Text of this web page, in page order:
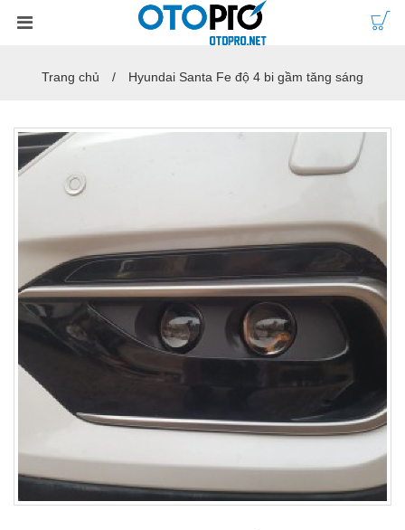
Trang chủ Hyundai Santa Fe độ 4 bi gầm tăng sáng